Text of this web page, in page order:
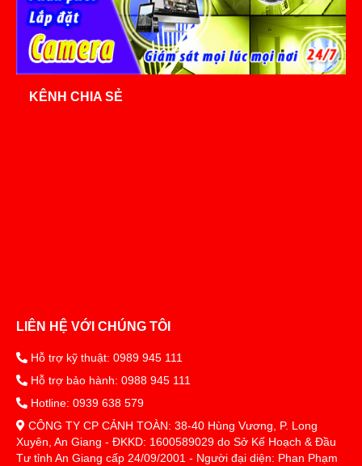
KÊNH CHIA SẺ
LIÊN HỆ VỚI CHÚNG TÔI
Hỗ trợ kỹ thuật: 0989 945 111
Hỗ trợ bảo hành: 0988 945 111
Hotline: 0939 638 579
CÔNG TY CP CẢNH TOÀN: 38-40 Hùng Vương, P. Long
Xuyên, An Giang - ĐKKD: 1600589029 do Sở Kế Hoạch & Đầu
Tư tỉnh An Giang cấp 24/09/2001 - Người đại diện: Phan Phạm